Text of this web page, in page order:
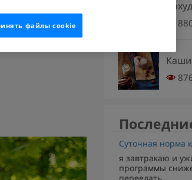
Каши
Суточная норма
я завтракаю и
программы
файлы cookie